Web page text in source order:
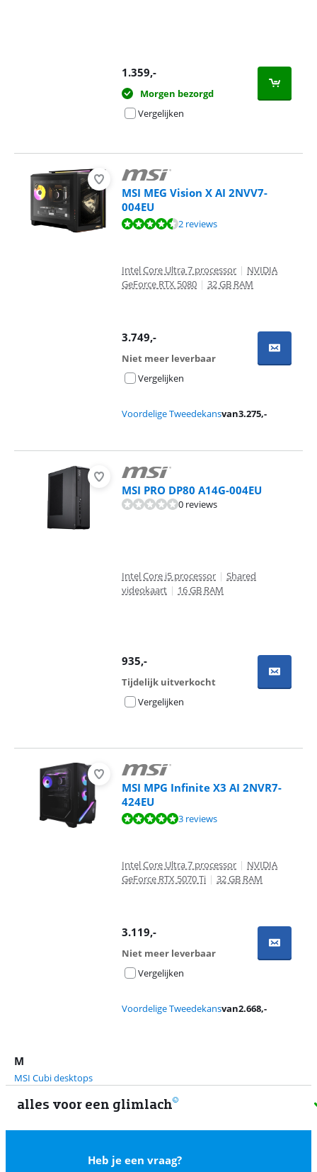
1.359,-
Morgen bezorgd
Vergelijken
MSI MEG Vision X AI 2NVV7-
004EU
Beoordeling is 9,0 van de 10, gebaseerd op 2 reviews.
2 reviews
Intel Core Ultra 7 processor | NVIDIA
GeForce RTX 5080 | 32 GB RAM
3.749,-
Niet meer leverbaar
Vergelijken
Voordelige Tweedekansvan3.275,-
MSI PRO DP80 A14G-004EU
0 reviews
Intel Core i5 processor | Shared
videokaart | 16 GB RAM
935,-
Tijdelijk uitverkocht
Vergelijken
MSI MPG Infinite X3 AI 2NVR7-
424EU
Beoordeling is 9,6 van de 10, gebaseerd op 3 reviews.
3 reviews
Intel Core Ultra 7 processor | NVIDIA
GeForce RTX 5070 Ti | 32 GB RAM
3.119,-
Niet meer leverbaar
Vergelijken
Voordelige Tweedekansvan2.668,-
M
MSI Cubi desktops
alles voor een glimlach
Heb je een vraag?